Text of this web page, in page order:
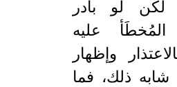
لكن لو بادر
عليه
وإظهار
شابه ذلك، فما